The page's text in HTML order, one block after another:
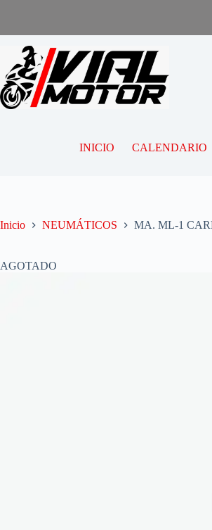
INICIO CALENDARIO
Inicio NEUMÁTICOS MA. ML-1
AGOTADO